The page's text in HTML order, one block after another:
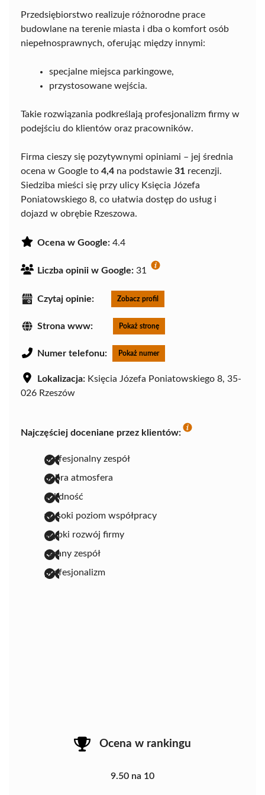
Przedsiębiorstwo realizuje różnorodne prace
budowlane na terenie miasta i dba o komfort osób
niepełnosprawnych, oferując między innymi:
specjalne miejsca parkingowe,
przystosowane wejścia.
Takie rozwiązania podkreślają profesjonalizm firmy w
podejściu do klientów oraz pracowników.
Firma cieszy się pozytywnymi opiniami – jej średnia
ocena w Google to 4,4 na podstawie 31 recenzji.
Siedziba mieści się przy ulicy Księcia Józefa
Poniatowskiego 8, co ułatwia dostęp do usług i
dojazd w obrębie Rzeszowa.
Ocena w Google: 4.4
Liczba opinii w Google: 31
Czytaj opinie: Zobacz profil
Strona www: Pokaż stronę
Numer telefonu: Pokaż numer
Lokalizacja: Księcia Józefa Poniatowskiego 8, 35-
026 Rzeszów
Najczęściej doceniane przez klientów:
profesjonalny zespół
dobra atmosfera
solidność
wysoki poziom współpracy
szybki rozwój firmy
zgrany zespół
profesjonalizm
Ocena w rankingu
9.50 na 10